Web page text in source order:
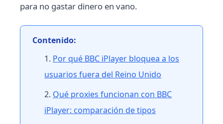
para no gastar dinero en vano.
Contenido:
Por qué BBC iPlayer bloquea a los
usuarios fuera del Reino Unido
Qué proxies funcionan con BBC
iPlayer: comparación de tipos